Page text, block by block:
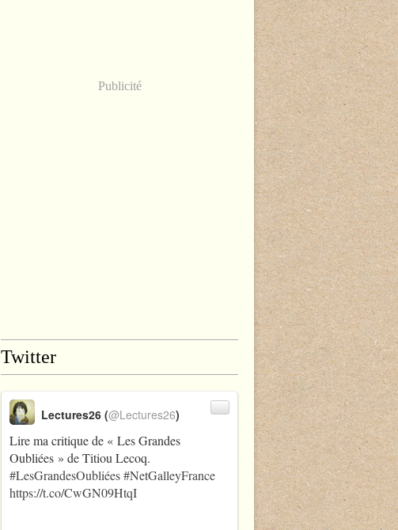
Publicité
Twitter
Lire ma critique de « Les Grandes
Oubliées » de Titiou Lecoq.
#LesGrandesOubliées#NetGalleyFrance
https://t.co/CwGN09HtqI
Lectures26 (@Lectures26)